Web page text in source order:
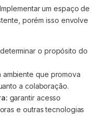
um espaço de
porém isso envolve
determinar o propósito do
ambiente que promova
a colaboração.
garantir acesso
e outras tecnologias